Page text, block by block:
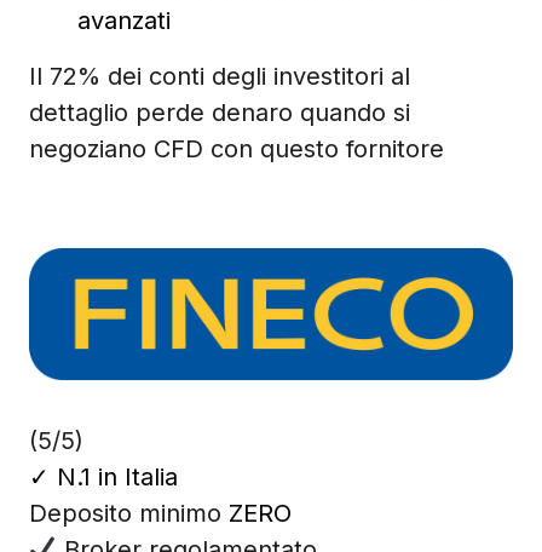
avanzati
Il 72% dei conti degli investitori al
dettaglio perde denaro quando si
negoziano CFD con questo fornitore
(5/5)
✓ N.1 in Italia
Deposito minimo ZERO